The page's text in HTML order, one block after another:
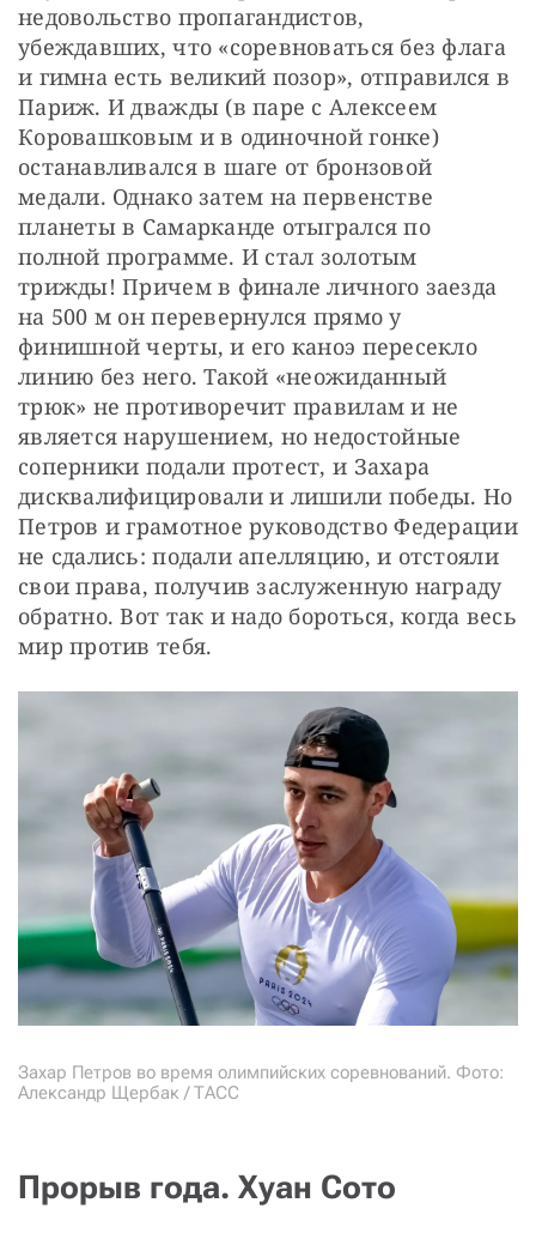
недовольство пропагандистов,
убеждавших, что «соревноваться без флага
и гимна есть великий позор», отправился в
Париж. И дважды (в паре с Алексеем
Коровашковым и в одиночной гонке)
останавливался в шаге от бронзовой
медали. Однако затем на первенстве
планеты в Самарканде отыгрался по
полной программе. И стал золотым
трижды! Причем в финале личного заезда
на 500 м он перевернулся прямо у
финишной черты, и его каноэ пересекло
линию без него. Такой «неожиданный
трюк» не противоречит правилам и не
является нарушением, но недостойные
соперники подали протест, и Захара
дисквалифицировали и лишили победы. Но
Петров и грамотное руководство Федерации
не сдались: подали апелляцию, и отстояли
свои права, получив заслуженную награду
обратно. Вот так и надо бороться, когда весь
мир против тебя.
Захар Петров во время олимпийских соревнований. Фото:
Александр Щербак / ТАСС
Прорыв года. Хуан Сото